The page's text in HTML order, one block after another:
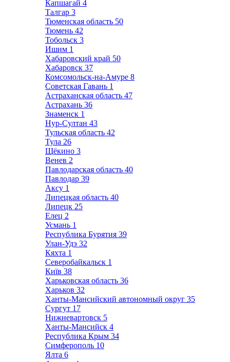
Капшагай 4
Талгар 3
Тюменская область 50
Тюмень 42
Тобольск 3
Ишим 1
Хабаровский край 50
Хабаровск 37
Комсомольск-на-Амуре 8
Советская Гавань 1
Астраханская область 47
Астрахань 36
Знаменск 1
Нур-Султан 43
Тульская область 42
Тула 26
Щёкино 3
Венев 2
Павлодарская область 40
Павлодар 39
Аксу 1
Липецкая область 40
Липецк 25
Елец 2
Усмань 1
Республика Бурятия 39
Улан-Удэ 32
Кяхта 1
Северобайкальск 1
Київ 38
Харьковская область 36
Харьков 32
Ханты-Мансийский автономный округ 35
Сургут 17
Нижневартовск 5
Ханты-Мансийск 4
Республика Крым 34
Симферополь 10
Ялта 6